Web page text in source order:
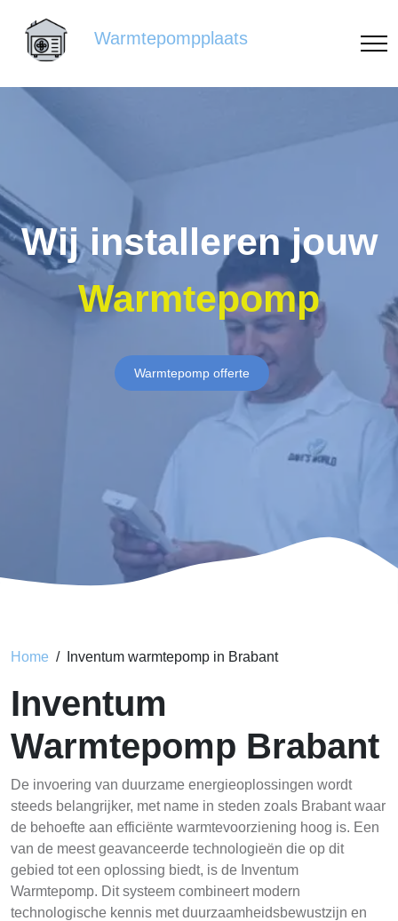
Warmtepompplaats
Wij installeren jouw
Warmtepomp
Warmtepomp offerte
Home Inventum warmtepomp in Brabant
Inventum
Warmtepomp Brabant
De invoering van duurzame energieoplossingen wordt
steeds belangrijker, met name in steden zoals Brabant waar
de behoefte aan efficiënte warmtevoorziening hoog is. Een
van de meest geavanceerde technologieën die op dit
gebied tot een oplossing biedt, is de Inventum
Warmtepomp. Dit systeem combineert modern
technologische kennis met duurzaamheidsbewustzijn en